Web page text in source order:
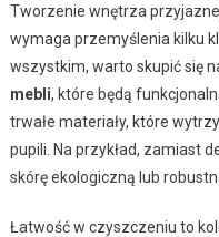
Tworzenie wnętrza
wymaga przemyślenia kilku
wszystkim, warto skupić się
mebli, które będą
trwałe materiały, które
pupili. Na przykład, zamiast
skórę ekologiczną lub
Łatwość w czyszczeniu to